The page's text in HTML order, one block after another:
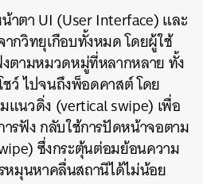
าตา UI (User Interface) และ
กวิทยุเกือบทั้งหมด โดยผู้ใช้
ตามหมวดหมู่ที่หลากหลาย ทั้ง
ชว์ ไปจนถึงพ็อดคาสต์ โดย
นวดิ่ง (vertical swipe) เพื่อ
รฟัง กลับใช้การปัดหน้าจอตาม
ซึ่งกระตุ้นต่อมย้อนความ
หมุนหาคลื่นสถานีได้ไม่น้อย